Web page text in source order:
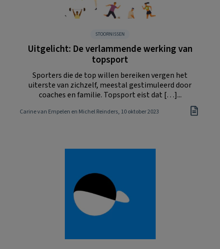
STOORNISSEN
Uitgelicht: De verlammende werking van
topsport
Sporters die de top willen bereiken vergen het
uiterste van zichzelf, meestal gestimuleerd door
coaches en familie. Topsport eist dat […]...
Carine van Empelen en Michel Reinders, 10 oktober 2023